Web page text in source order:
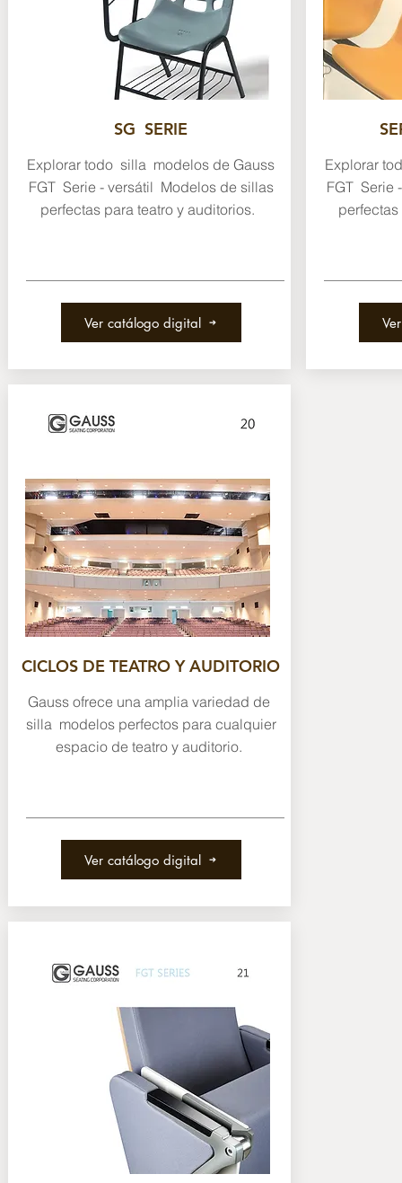
SG SERIE
Explorar todo silla modelos de Gauss
FGT Serie - versátil Modelos de sillas
perfectas para teatro y auditorios.
Ver catálogo digital
Explorar
FGT Serie
CICLOS DE TEATRO Y AUDITORIO
Gauss ofrece una amplia variedad de
silla modelos perfectos para cualquier
espacio de teatro y auditorio.
Ver catálogo digital